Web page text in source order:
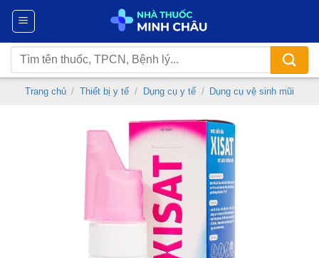
Chuyển
nội
dung
Tìm
kiếm:
Trang chủ / Thiết bị y tế / Dụng cụ y tế / Dụng cụ vệ sinh mũi